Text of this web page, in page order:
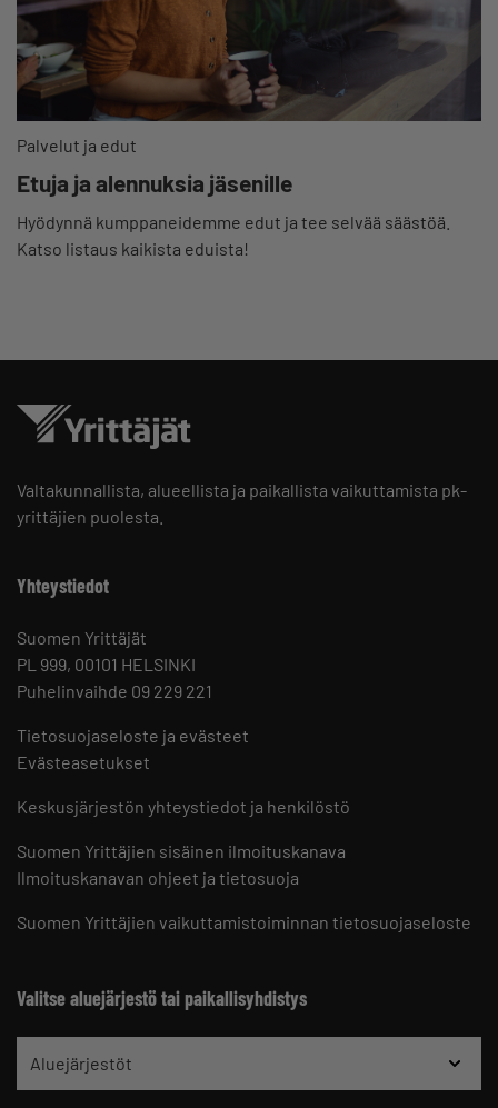
Palvelut ja edut
Etuja ja alennuksia jäsenille
Hyödynnä kumppaneidemme edut ja tee selvää säästöä.
Katso listaus kaikista eduista!
Valtakunnallista, alueellista ja paikallista vaikuttamista pk-
yrittäjien puolesta.
Yhteystiedot
Suomen Yrittäjät
PL 999, 00101 HELSINKI
Puhelinvaihde 09 229 221
Tietosuojaseloste ja evästeet
Evästeasetukset
Keskusjärjestön yhteystiedot ja henkilöstö
Suomen Yrittäjien sisäinen ilmoituskanava
Ilmoituskanavan ohjeet ja tietosuoja
Suomen Yrittäjien vaikuttamistoiminnan tietosuojaseloste
Valitse aluejärjestö tai paikallisyhdistys
Aluejärjestöt